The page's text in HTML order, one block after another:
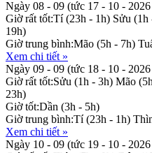
Ngày 08 - 09 (tức 17 - 10 -
Giờ rất tốt:Tí (23h - 1h) Sửu (1h
19h)
Giờ trung bình:Mão (5h - 7h)
Xem chi tiết »
Ngày 09 - 09 (tức 18 - 10 -
Giờ rất tốt:Sửu (1h - 3h) Mão
23h)
Giờ tốt:Dần (3h - 5h)
Giờ trung bình:Tí (23h - 1h)
Xem chi tiết »
Ngày 10 - 09 (tức 19 - 10 -